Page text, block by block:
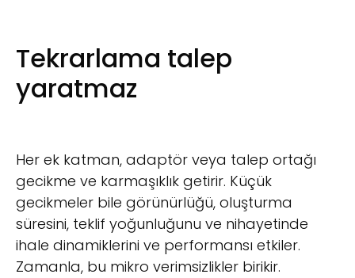
Tekrarlama talep
yaratmaz
Her ek katman, adaptör veya talep ortağı
gecikme ve karmaşıklık getirir. Küçük
gecikmeler bile görünürlüğü, oluşturma
süresini, teklif yoğunluğunu ve nihayetinde
ihale dinamiklerini ve performansı etkiler.
Zamanla, bu mikro verimsizlikler birikir.